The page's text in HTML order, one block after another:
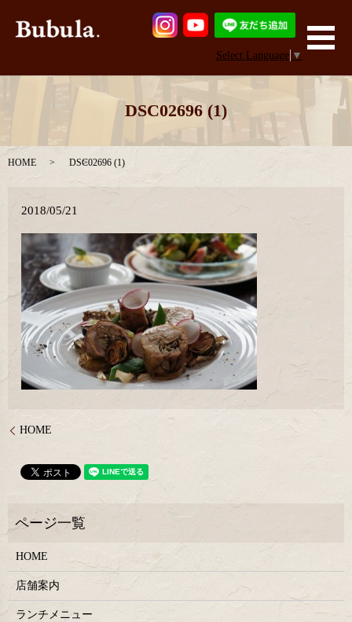
Select Language ▼
メ
DSC02696 (1)
HOME DSC02696 (1)
2018/05/21
HOME
HOME
店舗案内
ランチメニュー